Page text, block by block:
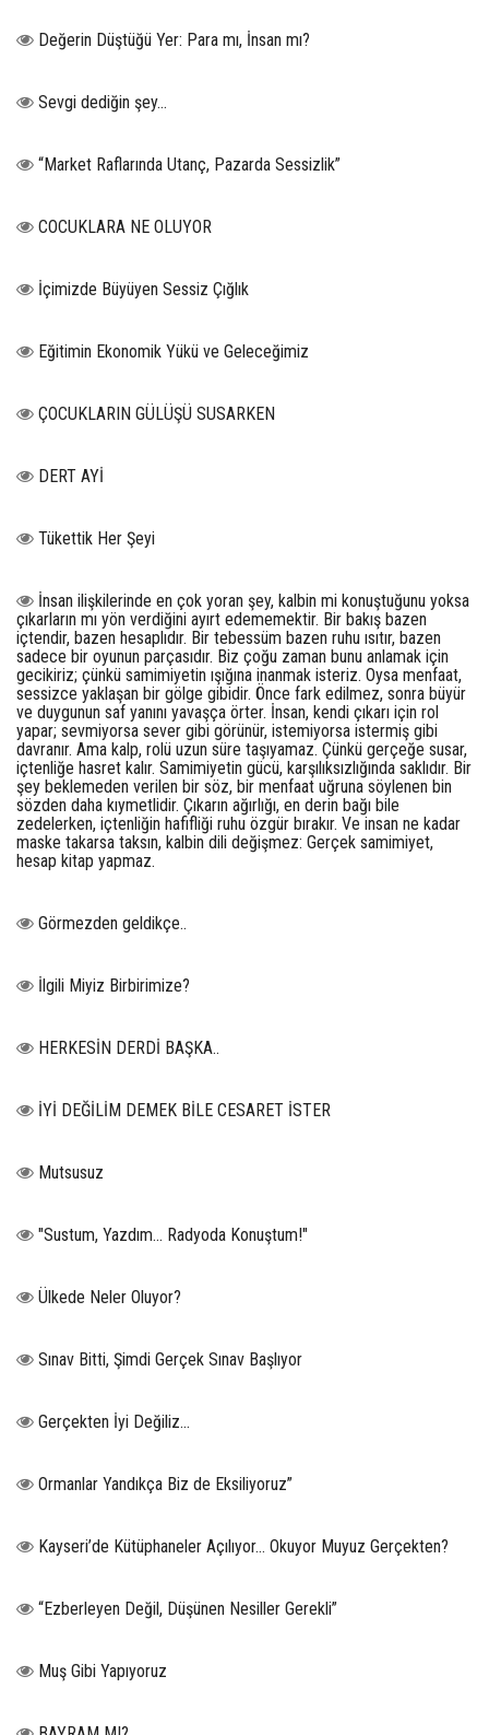
Değerin Düştüğü Yer: Para mı, İnsan mı?
Sevgi dediğin şey…
“Market Raflarında Utanç, Pazarda Sessizlik”
COCUKLARA NE OLUYOR
İçimizde Büyüyen Sessiz Çığlık
Eğitimin Ekonomik Yükü ve Geleceğimiz
ÇOCUKLARIN GÜLÜŞÜ SUSARKEN
DERT AYİ
Tükettik Her Şeyi
İnsan ilişkilerinde en çok yoran şey, kalbin mi konuştuğunu yoksa
çıkarların mı yön verdiğini ayırt edememektir. Bir bakış bazen
içtendir, bazen hesaplıdır. Bir tebessüm bazen ruhu ısıtır, bazen
sadece bir oyunun parçasıdır. Biz çoğu zaman bunu anlamak için
gecikiriz; çünkü samimiyetin ışığına inanmak isteriz. Oysa menfaat,
sessizce yaklaşan bir gölge gibidir. Önce fark edilmez, sonra büyür
ve duygunun saf yanını yavaşça örter. İnsan, kendi çıkarı için rol
yapar; sevmiyorsa sever gibi görünür, istemiyorsa istermiş gibi
davranır. Ama kalp, rolü uzun süre taşıyamaz. Çünkü gerçeğe susar,
içtenliğe hasret kalır. Samimiyetin gücü, karşılıksızlığında saklıdır. Bir
şey beklemeden verilen bir söz, bir menfaat uğruna söylenen bin
sözden daha kıymetlidir. Çıkarın ağırlığı, en derin bağı bile
zedelerken, içtenliğin hafifliği ruhu özgür bırakır. Ve insan ne kadar
maske takarsa taksın, kalbin dili değişmez: Gerçek samimiyet,
hesap kitap yapmaz.
Görmezden geldikçe..
İlgili Miyiz Birbirimize?
HERKESİN DERDİ BAŞKA..
İYİ DEĞİLİM DEMEK BİLE CESARET İSTER
Mutsusuz
"Sustum, Yazdım... Radyoda Konuştum!"
Ülkede Neler Oluyor?
Sınav Bitti, Şimdi Gerçek Sınav Başlıyor
Gerçekten İyi Değiliz...
Ormanlar Yandıkça Biz de Eksiliyoruz”
Kayseri’de Kütüphaneler Açılıyor… Okuyor Muyuz Gerçekten?
“Ezberleyen Değil, Düşünen Nesiller Gerekli”
Muş Gibi Yapıyoruz